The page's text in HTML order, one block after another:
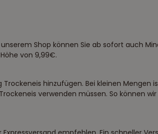
Shop können Sie ab sofort auch
von 9,99€.
hinzufügen. Bei kleinen Mengen
verwenden müssen. So können